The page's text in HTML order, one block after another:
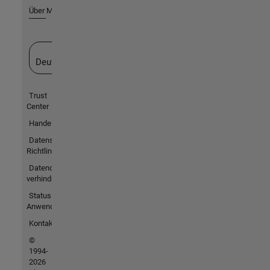
Über MathWorks
Deutschland
Trust
Center
Handelsmarken
Datenschutz-
Richtlinien
Datendiebstahl
verhindern
Status von
Anwendungen
Kontakt
©
1994-
2026